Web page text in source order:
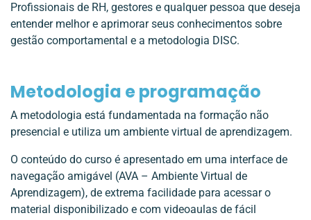
Profissionais de RH, gestores e qualquer pessoa que deseja
entender melhor e aprimorar seus conhecimentos sobre
gestão comportamental e a metodologia DISC.
Metodologia e programação
A metodologia está fundamentada na formação não
presencial e utiliza um ambiente virtual de aprendizagem.
O conteúdo do curso é apresentado em uma interface de
navegação amigável (AVA – Ambiente Virtual de
Aprendizagem), de extrema facilidade para acessar o
material disponibilizado e com videoaulas de fácil